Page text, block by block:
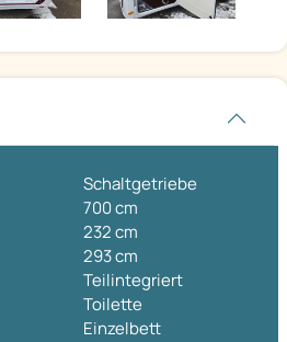
Schaltgetriebe
700 cm
232 cm
293 cm
Teilintegriert
Toilette
Einzelbett